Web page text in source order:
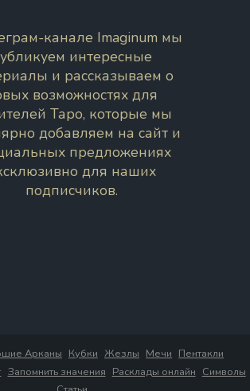
канале Imaginum мы
интересные
и рассказываем о
возможностях для
Таро, которые мы
добавляем на сайт и
предложениях
для наших
подписчиков.
Арканы Кубки Жезлы Мечи Пентакли
Запомнить значения Расклады онлайн Символы